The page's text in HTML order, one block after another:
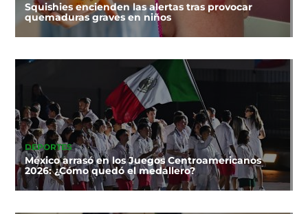
Squishies encienden las alertas tras provocar
quemaduras graves en niños
DEPORTES
México arrasó en los Juegos Centroamericanos
2026: ¿Cómo quedó el medallero?